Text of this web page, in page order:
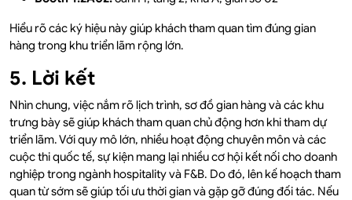
Hiểu rõ các ký hiệu này giúp khách tham quan tìm đúng gian
hàng trong khu triển lãm rộng lớn.
5. Lời kết
Nhìn chung, việc nắm rõ lịch trình, sơ đồ gian hàng và các khu
trưng bày sẽ giúp khách tham quan chủ động hơn khi tham dự
triển lãm. Với quy mô lớn, nhiều hoạt động chuyên môn và các
cuộc thi quốc tế, sự kiện mang lại nhiều cơ hội kết nối cho doanh
nghiệp trong ngành hospitality và F&B. Do đó, lên kế hoạch tham
quan từ sớm sẽ giúp tối ưu thời gian và gặp gỡ đúng đối tác. Nếu